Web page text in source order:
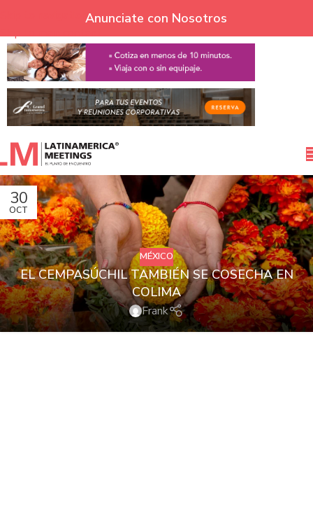
Skip to navigation
Skip to main content
Anunciate con Nosotros
30
OCT
MÉXICO
EL CEMPASÚCHIL TAMBIÉN SE COSECHA EN
COLIMA
Frank